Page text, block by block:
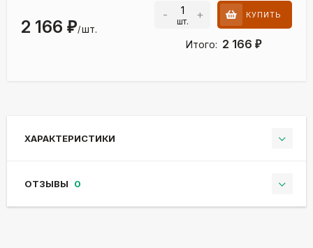
2 166 ₽/шт.
- шт. + КУПИТЬ
Итого: 2 166 ₽
ХАРАКТЕРИСТИКИ
ОТЗЫВЫ 0